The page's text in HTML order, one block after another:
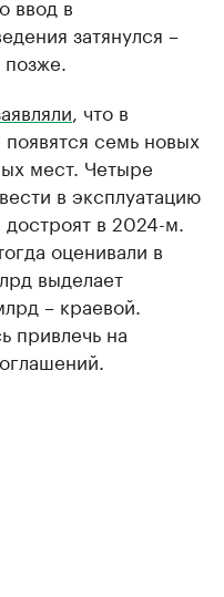
затянулся –
, что в
семь новых
мест. Четыре
в эксплуатацию
в 2024-м.
оценивали в
выделает
– краевой.
привлечь на